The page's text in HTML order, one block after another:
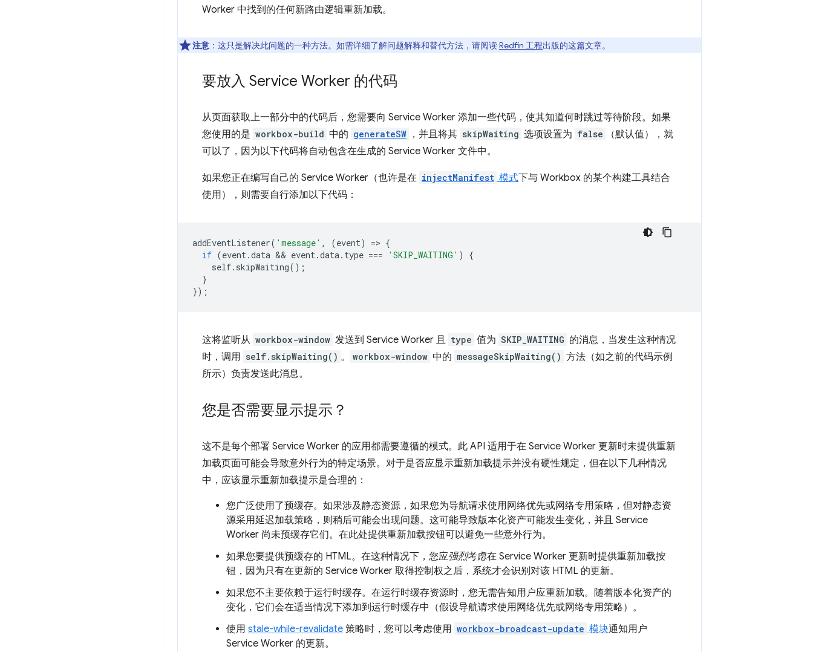
Worker 中找到的任何新路由逻辑重新加载。
注意 ：这只是解决此问题的一种方法。如需详细了解问题解释和替代方法，请阅读Redfin 工程出版的这篇文章。
要放入 Service Worker 的代码
从页面获取上一部分中的代码后，您需要向 Service Worker 添加一些代码，使其知道何时跳过等待阶段。如果
您使用的是 workbox-build 中的 generateSW ，并且将其 skipWaiting 选项设置为 false
（默认值），就
可以了，因为以下代码将自动包含在生成的 Service Worker 文件中。
如果您正在编写自己的 Service Worker（也许是在 injectManifest 模式下与 Workbox 的某个构建工具结合
使用），则需要自行添加以下代码：
addEventListener( 'message' , (event) => {
if (event.data && event.data. type === 'SKIP_WAITING' )
{
self. skipWaiting();
}
});
这将监听从 workbox-window 发送到 Service Worker 且 type 值为 SKIP_WAITING 的消息，当发生这种情况
时，调用 self.skipWaiting() 。 workbox-window 中的 messageSkipWaiting() 方法（如之前的代码示例
所示）负责发送此消息。
您是否需要显示提示？
这不是每个部署 Service Worker 的应用都需要遵循的模式。此 API 适用于在 Service Worker 更新时未提供重新
加载页面可能会导致意外行为的特定场景。对于是否应显示重新加载提示并没有硬性规定，但在以下几种情况
中，应该显示重新加载提示是合理的：
您广泛使用了预缓存。如果涉及静态资源，如果您为导航请求使用网络优先或网络专用策略，但对静态资
源采用延迟加载策略，则稍后可能会出现问题。这可能导致版本化资产可能发生变化，并且 Service
Worker 尚未预缓存它们。在此处提供重新加载按钮可以避免一些意外行为。
如果您要提供预缓存的 HTML。在这种情况下，您应强烈考虑在 Service Worker 更新时提供重新加载按
钮，因为只有在更新的 Service Worker 取得控制权之后，系统才会识别对该 HTML 的更新。
如果您不主要依赖于运行时缓存。在运行时缓存资源时，您无需告知用户应重新加载。随着版本化资产的
变化，它们会在适当情况下添加到运行时缓存中（假设导航请求使用网络优先或网络专用策略）。
使用 stale-while-revalidate 策略时，您可以考虑使用 workbox-broadcast-update 模块通知用户
Service Worker 的更新。